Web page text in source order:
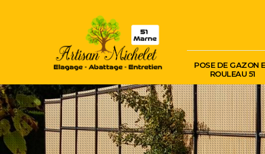
POSE DE GAZON
ROULEAU 51